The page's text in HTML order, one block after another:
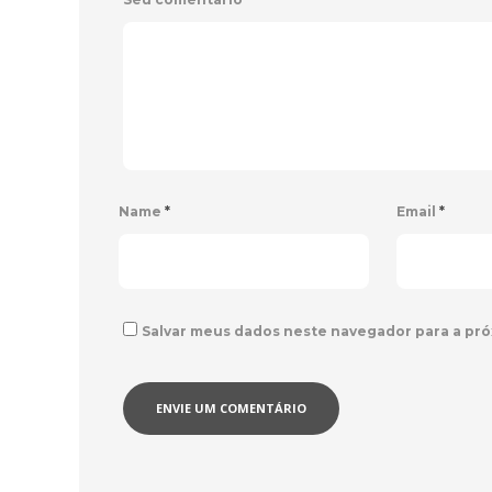
Name * Email *
Salvar meus dados neste navegador para a